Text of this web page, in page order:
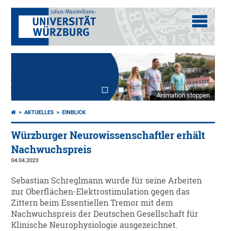
Animation stoppen
AKTUELLES EINBLICK
Würzburger Neurowissenschaftler erhält
Nachwuchspreis
04.04.2023
Sebastian Schreglmann wurde für seine Arbeiten
zur Oberflächen-Elektrostimulation gegen das
Zittern beim Essentiellen Tremor mit dem
Nachwuchspreis der Deutschen Gesellschaft für
Klinische Neurophysiologie ausgezeichnet.